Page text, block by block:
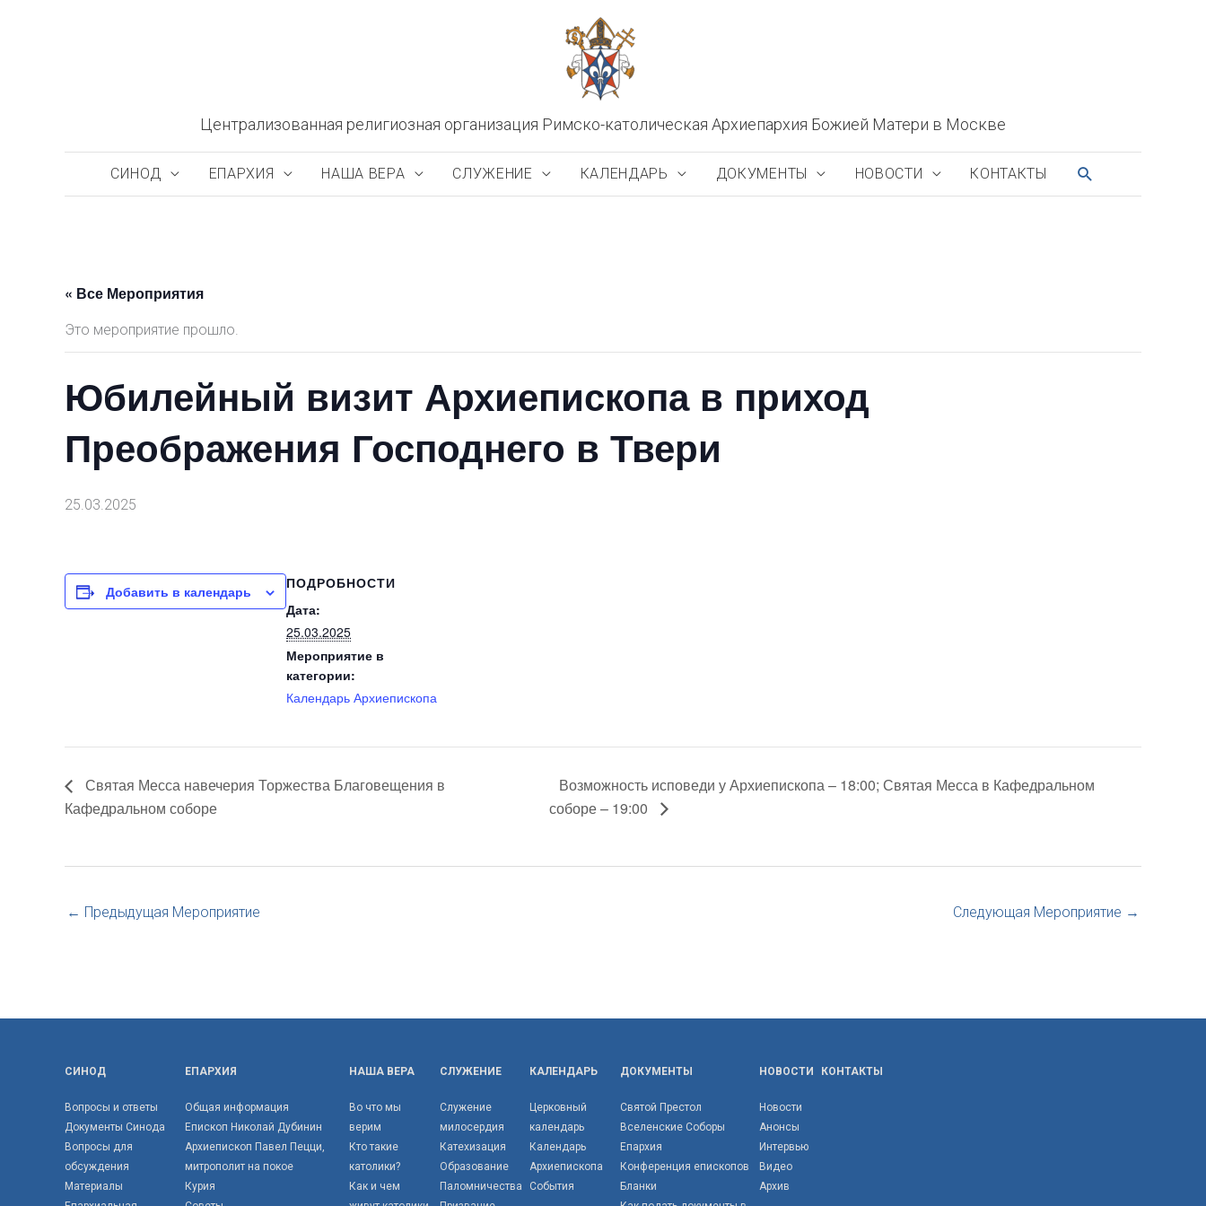
Централизованная религиозная организация Римско-католическая Архиепархия Божией Матери в Москве
СИНОД ЕПАРХИЯ НАША ВЕРА СЛУЖЕНИЕ КАЛЕНДАРЬ ДОКУМЕНТЫ НОВОСТИ КОНТАКТЫ ПОИСК
« Все Мероприятия
Это мероприятие прошло.
Юбилейный визит Архиепископа в приход
Преображения Господнего в Твери
25.03.2025
Добавить в календарь
ПОДРОБНОСТИ
Дата:
25.03.2025
Мероприятие в
категории:
Календарь Архиепископа
Святая Месса навечерия Торжества Благовещения в
Кафедральном соборе
Возможность исповеди у Архиепископа – 18:00; Святая Месса в Кафедральном
соборе – 19:00
← Предыдущая Мероприятие Следующая Мероприятие →
СИНОД
Вопросы и ответы
Документы Синода
Вопросы для
обсуждения
Материалы
ЕПАРХИЯ
Общая информация
Епископ Николай Дубинин
Архиепископ Павел Пецци,
митрополит на покое
Курия
НАША ВЕРА
Во что мы
верим
Кто такие
католики?
Как и чем
СЛУЖЕНИЕ
Служение
милосердия
Катехизация
Образование
Паломничества
КАЛЕНДАРЬ
Церковный
календарь
Календарь
Архиепископа
События
ДОКУМЕНТЫ
Святой Престол
Вселенские Соборы
Епархия
Конференция епископов
Бланки
НОВОСТИ
Новости
Анонсы
Интервью
Видео
Архив
КОНТАКТЫ